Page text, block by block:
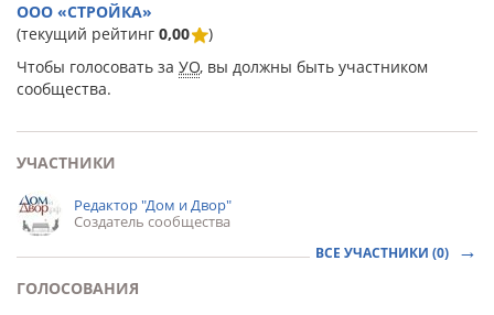
ООО «СТРОЙКА»
(текущий рейтинг 0,00
)
Чтобы голосовать за УО, вы должны быть участником
сообщества.
УЧАСТНИКИ
Редактор "Дом и Двор"
Создатель сообщества
ВСЕ УЧАСТНИКИ (0)
ГОЛОСОВАНИЯ